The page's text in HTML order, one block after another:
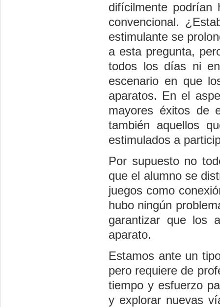
difícilmente podrían
convencional.
estimulante se
a esta pregunta,
todos los días ni
escenario en que
aparatos. En el
mayores éxitos de
también aquellos
estimulados a
Por supuesto no
que el alumno se
juegos como
hubo ningún
garantizar que los
aparato.
Estamos ante un
pero requiere de
tiempo y esfuerzo
y explorar nuevas